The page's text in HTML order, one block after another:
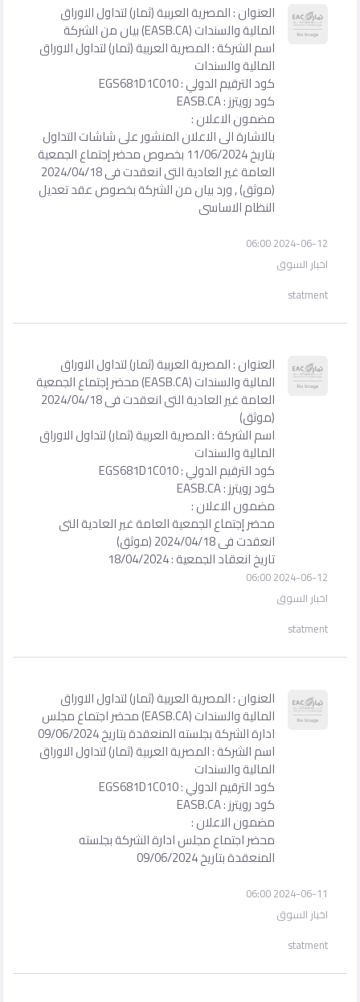
العنوان : المصرية العربية (ثمار) لتداول الاوراق
المالية والسندات (EASB.CA) بيان من الشركة
اسم الشركة : المصرية العربية (ثمار) لتداول الاوراق
المالية والسندات
كود الترقيم الدولي : EGS681D1C010
كود رويترز : EASB.CA
مضمون الاعلان :
بالاشارة الى الاعلان المنشور على شاشات التداول
بتاريخ 11/06/2024 بخصوص محضر إجتماع الجمعية
العامة غير العادية التى انعقدت فى 2024/04/18
(موثق) , ورد بيان من الشركة بخصوص عقد تعديل
النظام الاساسى
2024-06-12 06:00
اخبار السوق
statment
العنوان : المصرية العربية (ثمار) لتداول الاوراق
المالية والسندات (EASB.CA) محضر إجتماع الجمعية
العامة غير العادية التى انعقدت فى 2024/04/18
(موثق)
اسم الشركة : المصرية العربية (ثمار) لتداول الاوراق
المالية والسندات
كود الترقيم الدولي : EGS681D1C010
كود رويترز : EASB.CA
مضمون الاعلان :
محضر إجتماع الجمعية العامة غير العادية التى
انعقدت فى 2024/04/18 (موثق)
تاريخ انعقاد الجمعية : 18/04/2024
2024-06-12 06:00
اخبار السوق
statment
العنوان : المصرية العربية (ثمار) لتداول الاوراق
المالية والسندات (EASB.CA) محضر اجتماع مجلس
ادارة الشركة بجلسته المنعقدة بتاريخ 09/06/2024
اسم الشركة : المصرية العربية (ثمار) لتداول الاوراق
المالية والسندات
كود الترقيم الدولي : EGS681D1C010
كود رويترز : EASB.CA
مضمون الاعلان :
محضر اجتماع مجلس ادارة الشركة بجلسته
المنعقدة بتاريخ 09/06/2024
2024-06-11 06:00
اخبار السوق
statment